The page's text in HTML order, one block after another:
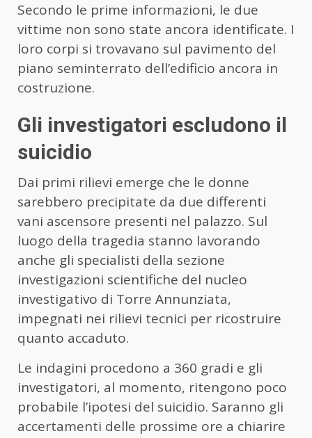
Secondo le prime informazioni, le due
vittime non sono state ancora identificate. I
loro corpi si trovavano sul pavimento del
piano seminterrato dell’edificio ancora in
costruzione.
Gli investigatori escludono il
suicidio
Dai primi rilievi emerge che le donne
sarebbero precipitate da due differenti
vani ascensore presenti nel palazzo. Sul
luogo della tragedia stanno lavorando
anche gli specialisti della sezione
investigazioni scientifiche del nucleo
investigativo di Torre Annunziata,
impegnati nei rilievi tecnici per ricostruire
quanto accaduto.
Le indagini procedono a 360 gradi e gli
investigatori, al momento, ritengono poco
probabile l’ipotesi del suicidio. Saranno gli
accertamenti delle prossime ore a chiarire